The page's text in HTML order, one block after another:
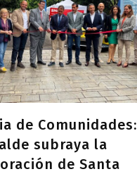
de Comunidades:
subraya la
de Santa